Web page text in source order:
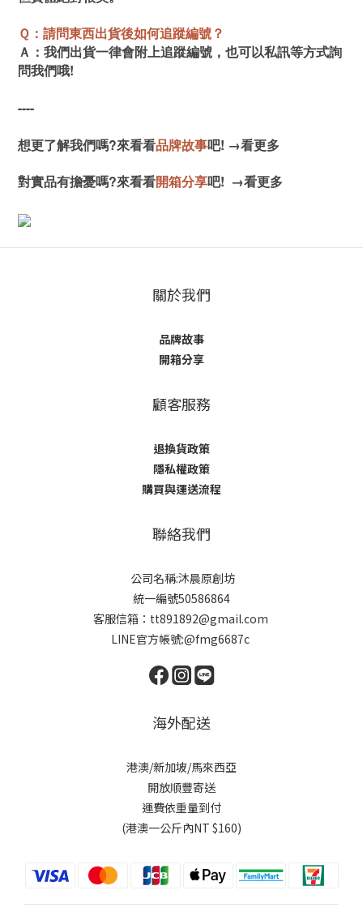
Ｑ：請問東西出貨後如何追蹤編號？
Ａ：我們出貨一律會附上追蹤編號，也可以私訊等方式詢
問我們哦!
----
想更了解我們嗎?來看看品牌故事吧! →看更多
對實品有擔憂嗎?來看看開箱分享吧! →看更多
關於我們
品牌故事
開箱分享
顧客服務
退換貨政策
隱私權政策
購買與運送流程
聯絡我們
公司名稱:沐晨原創坊
統一編號50586864
客服信箱：tt891892@gmail.com
LINE官方帳號:@fmg6687c
海外配送
港澳/新加坡/馬來西亞
開放順豐寄送
運費依重量到付
(港澳一公斤內NT $160)